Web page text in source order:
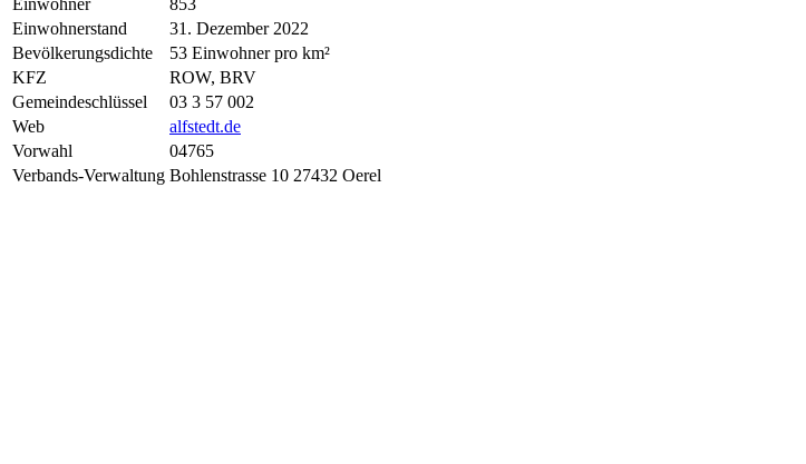
Einwohnerstand
31. Dezember 2022
Bevölkerungsdichte
53 Einwohner pro km²
KFZ
ROW, BRV
Gemeindeschlüssel
03 3 57 002
Web
alfstedt.de
Vorwahl
04765
Verbands-Verwaltung Bohlenstrasse 10 27432 Oerel